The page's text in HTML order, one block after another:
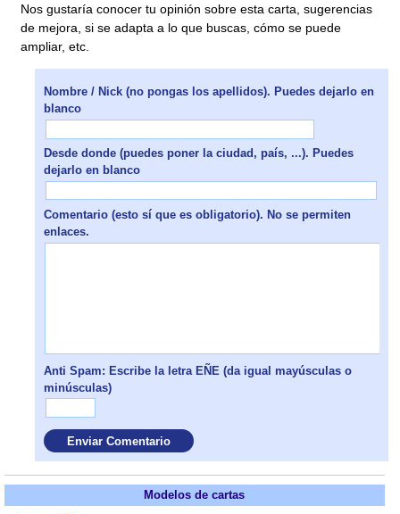
Nos gustaría conocer tu opinión sobre esta carta, sugerencias
de mejora, si se adapta a lo que buscas, cómo se puede
ampliar, etc.
Nombre / Nick (no pongas los apellidos). Puedes dejarlo en
blanco
Desde donde (puedes poner la ciudad, país, ...). Puedes
dejarlo en blanco
Comentario (esto sí que es obligatorio). No se permiten
enlaces.
Anti Spam: Escribe la letra EÑE (da igual mayúsculas o
minúsculas)
Modelos de cartas